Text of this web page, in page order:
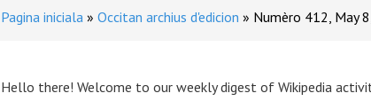
Pagina iniciala Occitan archius d'edicion Numèro 412, May
Hello there! Welcome to our weekly digest of Wikipedia